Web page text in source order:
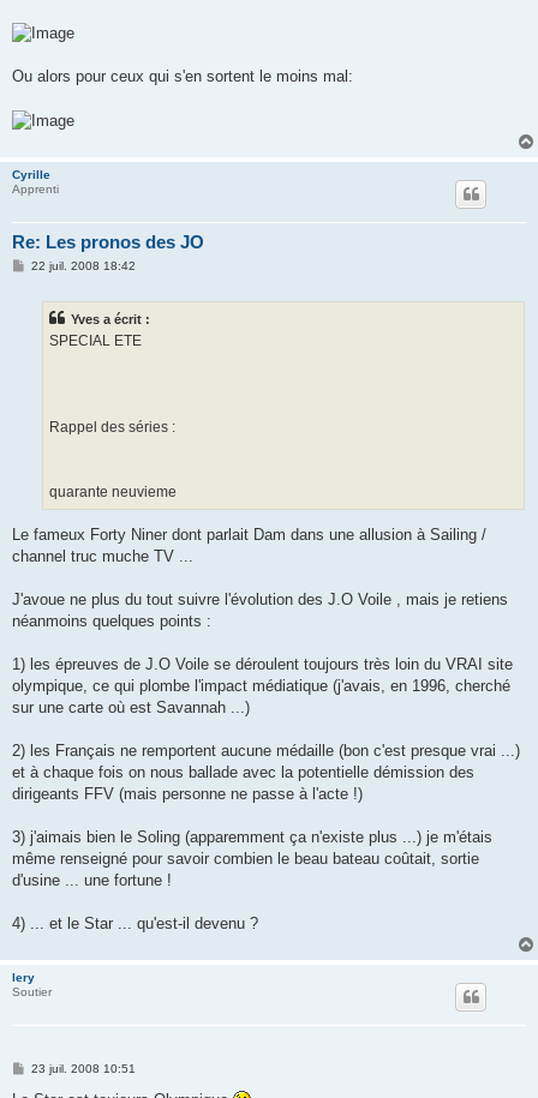
Ou alors pour ceux qui s'en sortent le moins mal:
Cyrille
Apprenti
Re: Les pronos des JO
M22 juil. 2008 18:42
Yves a écrit :
SPECIAL ETE
Rappel des séries :
quarante neuvieme
Le fameux Forty Niner dont parlait Dam dans une allusion à Sailing /
channel truc muche TV ...
J'avoue ne plus du tout suivre l'évolution des J.O Voile , mais je retiens
néanmoins quelques points :
1) les épreuves de J.O Voile se déroulent toujours très loin du VRAI site
olympique, ce qui plombe l'impact médiatique (j'avais, en 1996, cherché
sur une carte où est Savannah ...)
2) les Français ne remportent aucune médaille (bon c'est presque vrai ...)
et à chaque fois on nous ballade avec la potentielle démission des
dirigeants FFV (mais personne ne passe à l'acte !)
3) j'aimais bien le Soling (apparemment ça n'existe plus ...) je m'étais
même renseigné pour savoir combien le beau bateau coûtait, sortie
d'usine ... une fortune !
4) ... et le Star ... qu'est-il devenu ?
lery
Soutier
M23 juil. 2008 10:51